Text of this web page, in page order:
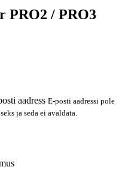
PRO2 / PRO3
aadress E-posti aadressi pole
ja seda ei avaldata.